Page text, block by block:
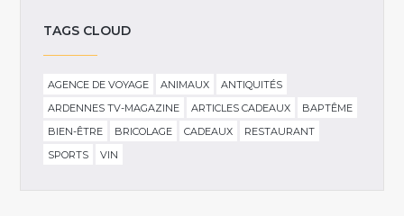
TAGS CLOUD
AGENCE DE VOYAGE ANIMAUX
ANTIQUITÉS
ARDENNES TV-MAGAZINE
ARTICLES CADEAUX
BAPTÊME
BIEN-ÊTRE
BRICOLAGE CADEAUX
RESTAURANT
SPORTS
VIN